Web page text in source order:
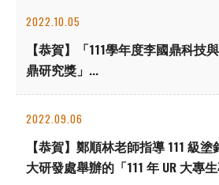
2022.10.05
【恭賀】「111學年度李國鼎科技
鼎研究獎」...
2022.09.06
【恭賀】鄭順林老師指導 111 級
大研發處舉辦的「111 年 UR 大專